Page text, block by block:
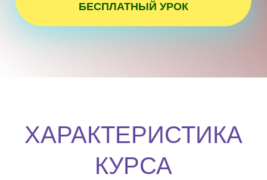
БЕСПЛАТНЫЙ УРОК
ХАРАКТЕРИСТИКА
КУРСА